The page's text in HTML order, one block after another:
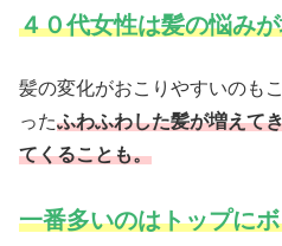
４０代女性は髪の悩み
髪の変化がおこりやすいのも
ったふわふわした髪が増えて
てくることも。
一番多いのはトップに